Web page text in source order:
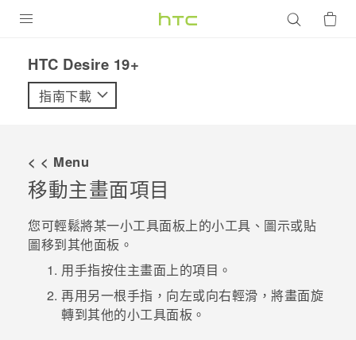
VIVE
配件
優惠專區
校園專案
銷售通路
支援服務
‎HTC Desire 19+‎‎
指南下載
< < Menu
移動主畫面項目
您可輕鬆將某一小工具面板上的小工具、圖示或貼
圖移到其他面板。
用手指按住主畫面上的項目。
再用另一根手指，向左或向右輕滑，將畫面旋
轉到其他的小工具面板。